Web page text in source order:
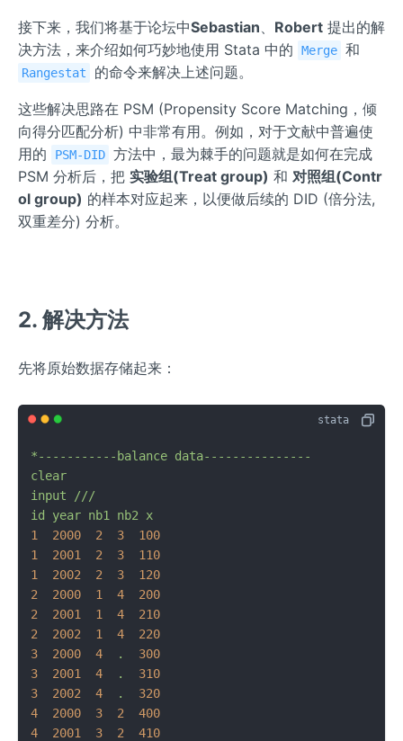
接下来，我们将基于论坛中Sebastian、 Robert 提出的解
决方法，来介绍如何巧妙地使用 Stata 中的
Merge 和
Rangestat 的命令来解决上述问题。
这些解决思路在 PSM (Propensity Score Matching，倾
向得分匹配分析) 中非常有用。例如，对于文献中普遍使
用的
PSM-DID 方法中，最为棘手的问题就是如何在完成
PSM 分析后，把 实验组(Treat group) 和 对照组(Contr
ol group) 的样本对应起来，以便做后续的 DID (倍分法,
双重差分) 分析。
2. 解决方法
先将原始数据存储起来：
*-----------balance data---------------
clear
input
///
id
year nb1 nb2
x
1
2000 2 3
100
1
2001 2 3
110
1
2002 2 3
120
2
2000 1 4
200
2
2001 1 4
210
2
2002 1 4
220
3
2000 4 .
300
3
2001 4 .
310
3
2002 4 .
320
4
2000 3 2
400
4
2001 3 2
410